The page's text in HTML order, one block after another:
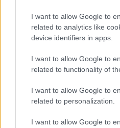
I want to allow Google to
related to analytics like
device identifiers in apps.
I want to allow Google to
related to functionality of
I want to allow Google to
related to personalization.
I want to allow Google to